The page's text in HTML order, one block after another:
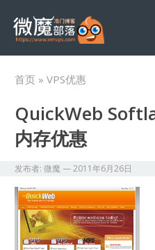
首页 » VPS优惠
QuickWeb
内存优惠
发布者:微魔—2011年6月26日